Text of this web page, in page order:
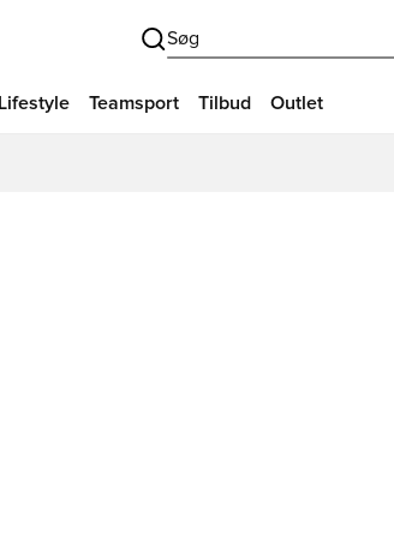
Søg
Lifestyle Teamsport Tilbud Outlet